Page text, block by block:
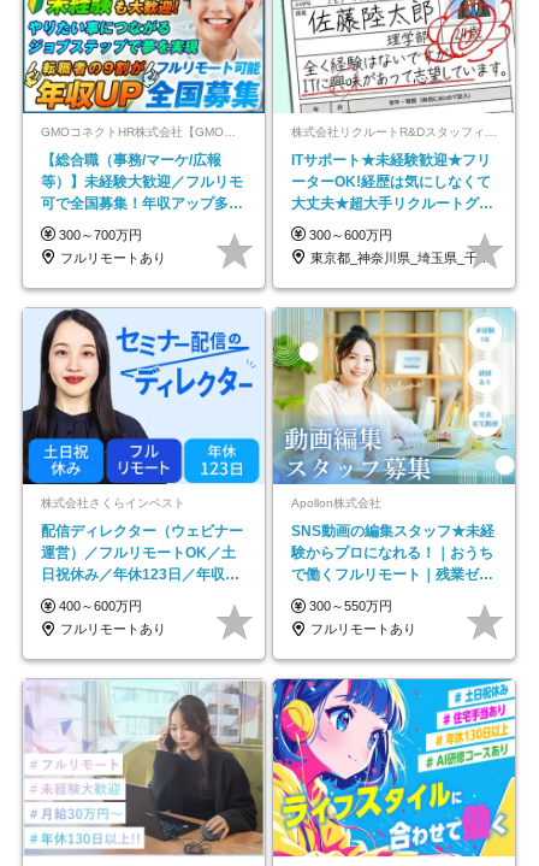
GMOコネクトHR株式会社【GMOインターネットグループ】
【総合職（事務/マーケ/広報
等）】未経験大歓迎／フルリモ
可で全国募集！年収アップ多数
★年休最大130日★
300～700万円
フルリモートあり
ITサポート★未経験歓迎★フリ
ーターOK!経歴は気にしなくて
大丈夫★超大手リクルートグル
ープの正社員/sg
300～600万円
東京都_神奈川県_埼玉県_千葉県_大阪府…
株式会社さくらインベスト
配信ディレクター（ウェビナー
運営）／フルリモートOK／土
日祝休み／年休123日／年収
600万円可
400～600万円
フルリモートあり
Apollon株式会社
SNS動画の編集スタッフ★未経
験からプロになれる！｜おうち
で働くフルリモート｜残業ゼロ
で18時退勤◎
300～550万円
フルリモートあり